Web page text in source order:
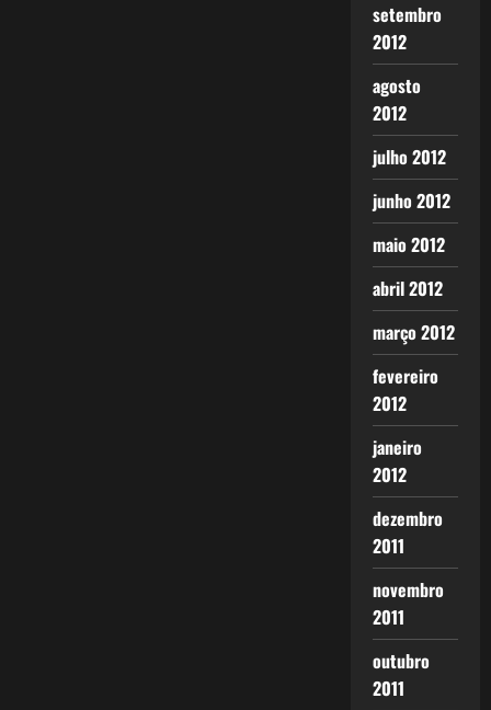
setembro
2012
agosto
2012
julho 2012
junho 2012
maio 2012
abril 2012
março 2012
fevereiro
2012
janeiro
2012
dezembro
2011
novembro
2011
outubro
2011